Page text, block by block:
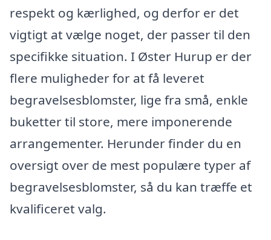
respekt og kærlighed, og derfor er det
vigtigt at vælge noget, der passer til den
specifikke situation. I Øster Hurup er der
flere muligheder for at få leveret
begravelsesblomster, lige fra små, enkle
buketter til store, mere imponerende
arrangementer. Herunder finder du en
oversigt over de mest populære typer af
begravelsesblomster, så du kan træffe et
kvalificeret valg.